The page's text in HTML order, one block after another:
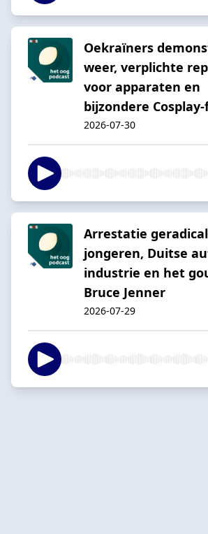
Oekraïners
weer, verplichte
voor apparaten en
bijzondere
2026-07-30
Arrestatie
jongeren, Duitse
industrie en het
Bruce Jenner
2026-07-29